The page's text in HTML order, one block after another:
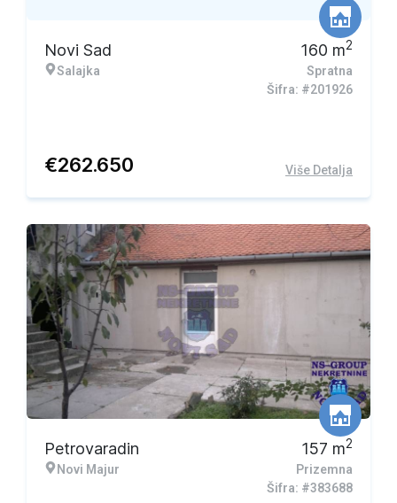
Novi Sad
Salajka
160 m2
Spratna
Šifra: #201926
€262.650 Više Detalja
Petrovaradin
Novi Majur
157 m2
Prizemna
Šifra: #383688